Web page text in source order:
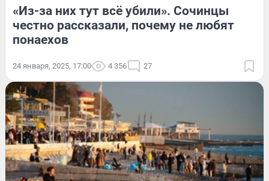
«Из-за них тут всё убили». Сочинцы
честно рассказали, почему не любят
понаехов
24 января, 2025, 17:00 4 356 27